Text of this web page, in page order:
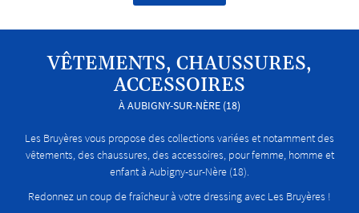
VÊTEMENTS, CHAUSSURES,
ACCESSOIRES
À AUBIGNY-SUR-NÈRE (18)
Les Bruyères vous propose des collections variées et notamment des
vêtements, des chaussures, des accessoires, pour femme, homme et
enfant à Aubigny-sur-Nère (18).
Redonnez un coup de fraîcheur à votre dressing avec Les Bruyères !